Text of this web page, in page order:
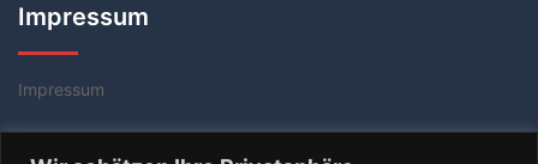
Impressum
Impressum